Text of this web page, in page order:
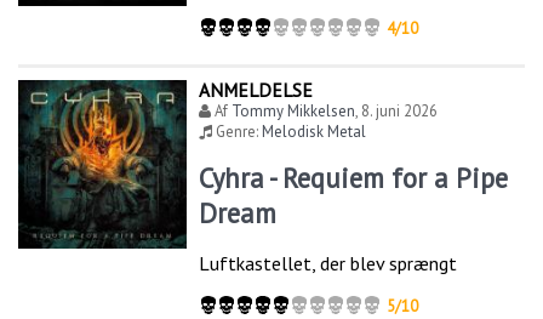
4/10
ANMELDELSE
Af Tommy Mikkelsen, 8. juni 2026
Genre:Melodisk Metal
Cyhra - Requiem for a Pipe
Dream
Luftkastellet, der blev sprængt
5/10